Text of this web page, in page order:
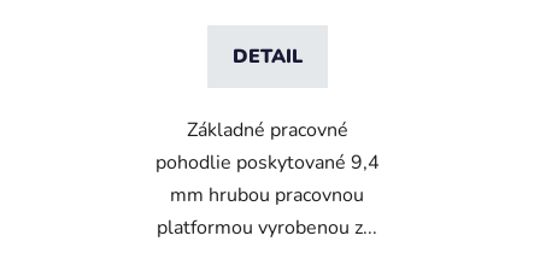
DETAIL
Základné pracovné
pohodlie poskytované 9,4
mm hrubou pracovnou
platformou vyrobenou z...